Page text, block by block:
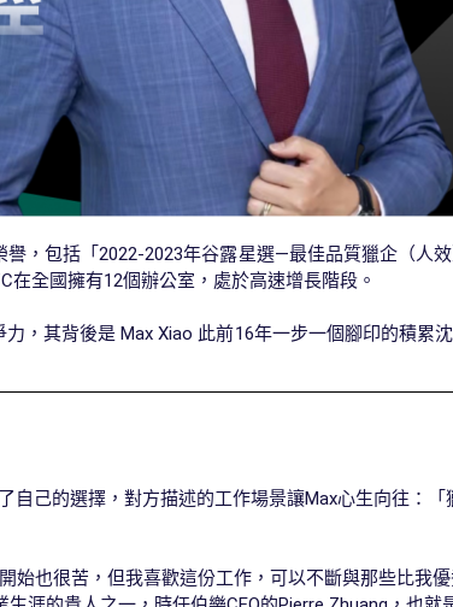
，包括「2022-2023年谷露星選—最佳品質獵企（人
全國擁有12個辦公室，處於高速增長階段。
，其背後是 Max Xiao 此前16年一步一個腳印的積累
自己的選擇，對方描述的工作場景讓Max心生向往：「
始也很苦，但我喜歡這份工作，可以不斷與那些比我